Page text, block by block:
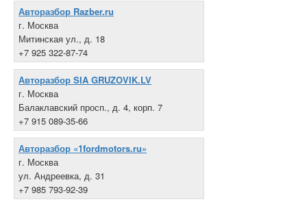
Авторазбор Razber.ru
г. Москва
Митинская ул., д. 18
+7 925 322-87-74
Авторазбор SIA GRUZOVIK.LV
г. Москва
Балаклавский просп., д. 4, корп. 7
+7 915 089-35-66
Авторазбор «1fordmotors.ru»
г. Москва
ул. Андреевка, д. 31
+7 985 793-92-39